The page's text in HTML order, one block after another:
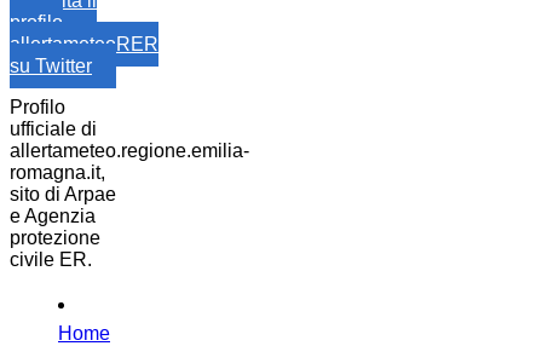
profilo
allertameteoRER
su Twitter
Profilo
ufficiale di
allertameteo.regione.emilia-
romagna.it,
sito di Arpae
e Agenzia
protezione
civile ER.
Home